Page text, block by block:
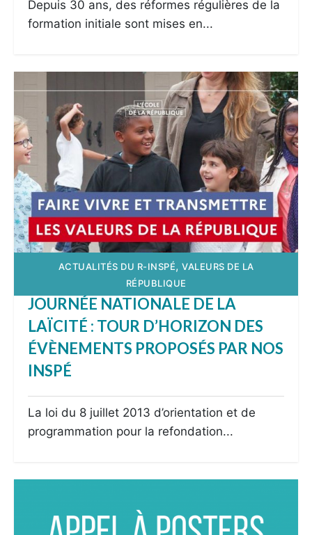
Depuis 30 ans, des réformes régulières de la
formation initiale sont mises en...
ACTUALITÉS DU R-INSPÉ, VALEURS DE LA
RÉPUBLIQUE
JOURNÉE NATIONALE DE LA
LAÏCITÉ : TOUR D’HORIZON DES
ÉVÈNEMENTS PROPOSÉS PAR NOS
INSPÉ
La loi du 8 juillet 2013 d’orientation et de
programmation pour la refondation...